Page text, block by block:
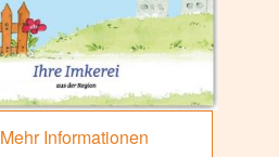
Mehr Informationen